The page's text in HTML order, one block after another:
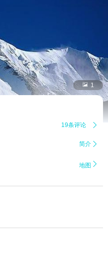
 1
19条评论 
简介 
地图 